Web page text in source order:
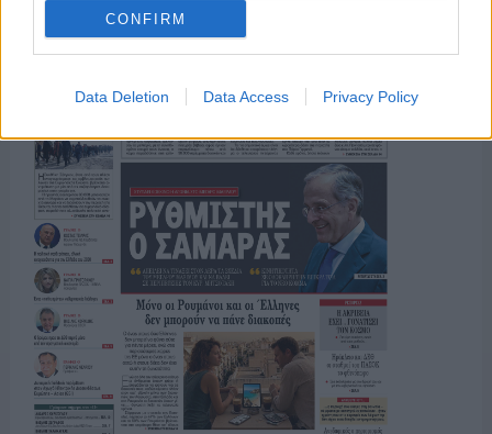
CONFIRM
Data Deletion Data Access Privacy Policy